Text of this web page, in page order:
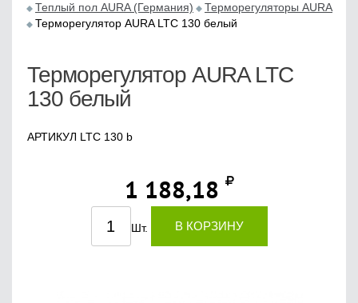
Теплый пол AURA (Германия)
Терморегуляторы AURA
Терморегулятор AURA LTC 130 белый
Терморегулятор AURA LTC
130 белый
АРТИКУЛ LTC 130 b
1 188,18
Шт. В КОРЗИНУ